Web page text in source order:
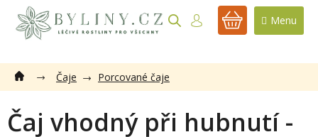
obsah
NÁKUPNÍ
Čaje Porcované čaje
Čaj vhodný při hubnutí -